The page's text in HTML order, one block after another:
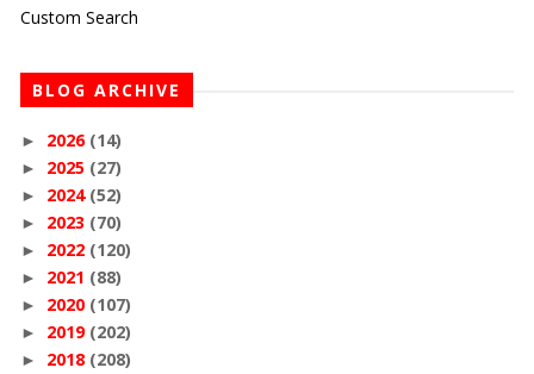
Custom Search
BLOG ARCHIVE
► 2026 (14)
► 2025 (27)
► 2024 (52)
► 2023 (70)
► 2022 (120)
► 2021 (88)
► 2020 (107)
► 2019 (202)
► 2018 (208)